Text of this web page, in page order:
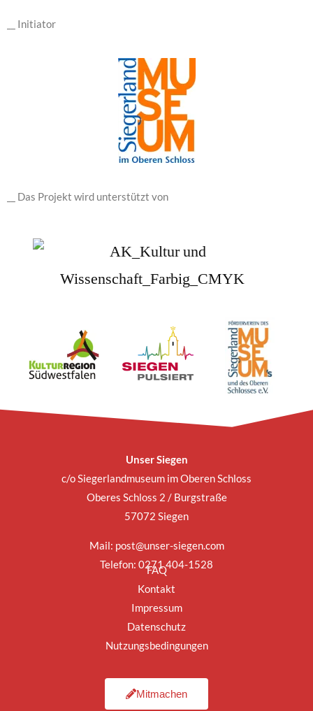
__ Initiator
__ Das Projekt wird unterstützt von
Unser Siegen
c/o Siegerlandmuseum im Oberen Schloss
Oberes Schloss 2 / Burgstraße
57072 Siegen
Mail: post@unser-siegen.com
Telefon: 0271 404-1528
FAQ
Kontakt
Impressum
Datenschutz
Nutzungsbedingungen
Mitmachen